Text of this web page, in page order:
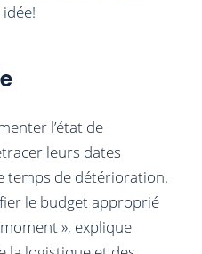
l’état de
leurs dates
temps de détérioration.
le budget approprié
», explique